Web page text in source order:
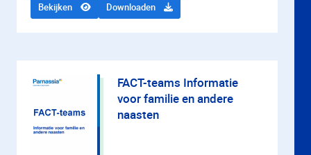
Bekijken Downloaden
FACT-teams Informatie
voor familie en andere
naasten